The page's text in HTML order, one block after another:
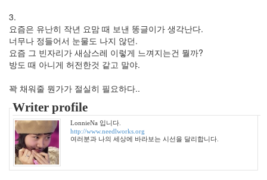
3.
요즘은 유난히 작년 요맘 때 보낸 똥글이가 생각난다.
너무나 정들어서 눈물도 나지 않던.
요즘 그 빈자리가 새삼스레 이렇게 느껴지는건 뭘까?
방도 때 아니게 허전한것 같고 말야.
꽉 채워줄 뭔가가 절실히 필요하다..
Writer profile
LonnieNa 입니다.
http://www.needlworks.org
여러분과 나의 세상에 바라보는 시선을 달리합니다.
고
은
아
3G
망
루
밀
명